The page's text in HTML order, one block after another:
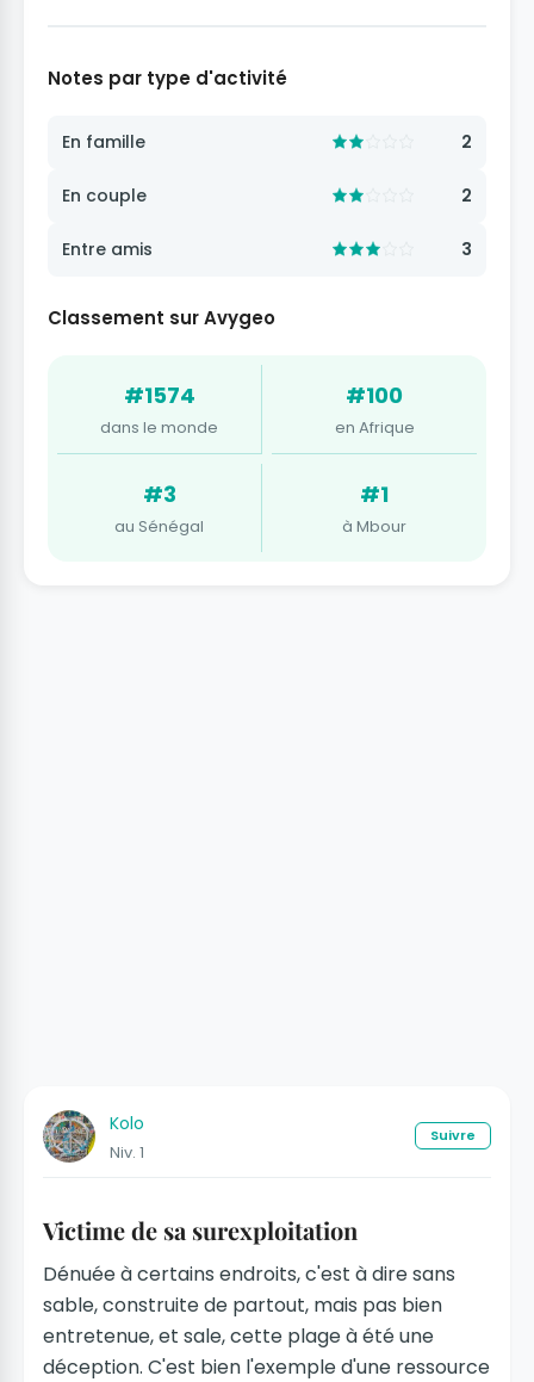
Notes par type d'activité
En famille 2
En couple 2
Entre amis 3
Classement sur Avygeo
#1574
dans le monde
#100
en Afrique
#3
au Sénégal
#1
à Mbour
Kolo
Niv. 1
Suivre
Victime de sa surexploitation
Dénuée à certains endroits, c'est à dire sans
sable, construite de partout, mais pas bien
entretenue, et sale, cette plage à été une
déception. C'est bien l'exemple d'une ressource